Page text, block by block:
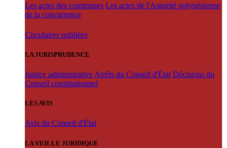
Les actes des communes Les actes de l'Autorité polynésienne
de la concurrence
Circulaires publiées
LA JURISPRUDENCE
Justice administrative Arrêts du Conseil d'État Décisions du
Conseil constitutionnel
LES AVIS
Avis du Conseil d'État
LA VEILLE JURIDIQUE